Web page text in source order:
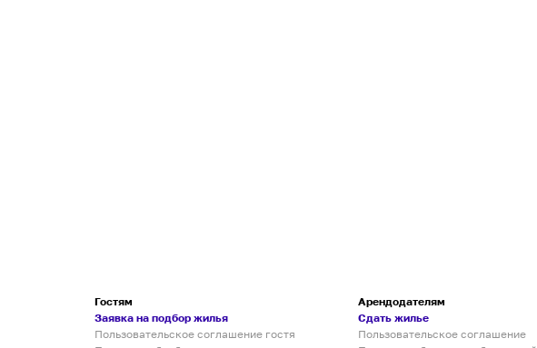
Гостям
Заявка на подбор жилья
Пользовательское соглашение гостя
Арендодателям
Сдать жилье
Пользовательское соглашение